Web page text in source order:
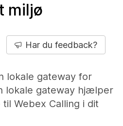
miljø
Har du feedback?
lokale gateway for
lokale gateway hjælper
Webex Calling i dit